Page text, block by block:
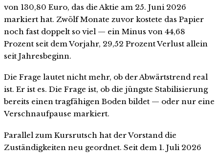
von 130,80 Euro, das die Aktie am 25. Juni 2026
markiert hat. Zwölf Monate zuvor kostete das Papier
noch fast doppelt so viel — ein Minus von 44,68
Prozent seit dem Vorjahr, 29,52 Prozent Verlust allein
seit Jahresbeginn.
Die Frage lautet nicht mehr, ob der Abwärtstrend real
ist. Er ist es. Die Frage ist, ob die jüngste Stabilisierung
bereits einen tragfähigen Boden bildet — oder nur eine
Verschnaufpause markiert.
Parallel zum Kursrutsch hat der Vorstand die
Zuständigkeiten neu geordnet. Seit dem 1. Juli 2026